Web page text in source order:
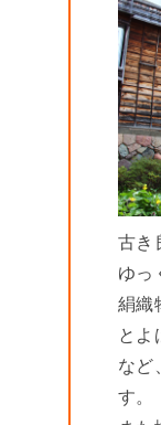
古き
ゆっ
絹織
とよ
など
す。